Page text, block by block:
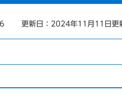
更新日：2024年11月11日更